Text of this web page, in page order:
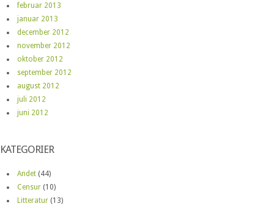
februar 2013
januar 2013
december 2012
november 2012
oktober 2012
september 2012
august 2012
juli 2012
juni 2012
KATEGORIER
Andet (44)
Censur (10)
Litteratur (13)